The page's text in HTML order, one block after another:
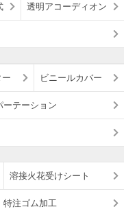
透明アコーディオン
ビニールカバー
ーテーション
溶接火花受けシート
特注ゴム加工